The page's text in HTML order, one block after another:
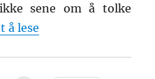
sene om å tolke
å lese